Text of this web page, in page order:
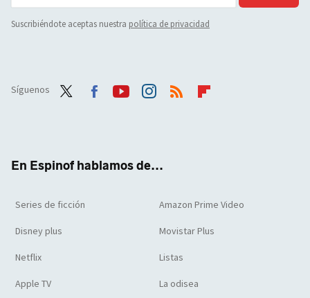
Suscribiéndote aceptas nuestra política de privacidad
Síguenos
En Espinof hablamos de...
Series de ficción Amazon Prime Video
Disney plus Movistar Plus
Netflix Listas
Apple TV La odisea